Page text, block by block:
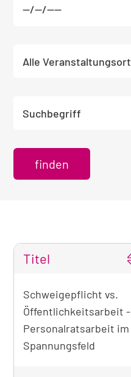
Übersicht
der
gefundenen
Seminare
Titel
Schweigepflicht vs.
Öffentlichkeitsarbeit -
Personalratsarbeit im
Spannungsfeld